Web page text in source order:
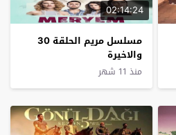
02:14:24
مسلسل مريم الحلقة 30
والاخيرة
منذ 11 شهر